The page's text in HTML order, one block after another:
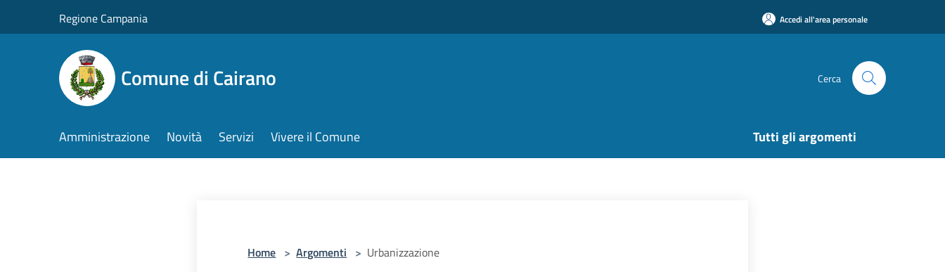
Regione Campania Accedi all'area personale
Comune di Cairano Cerca
Amministrazione Novità Servizi Vivere il Comune Tutti gli argomenti
Home > Argomenti > Urbanizzazione